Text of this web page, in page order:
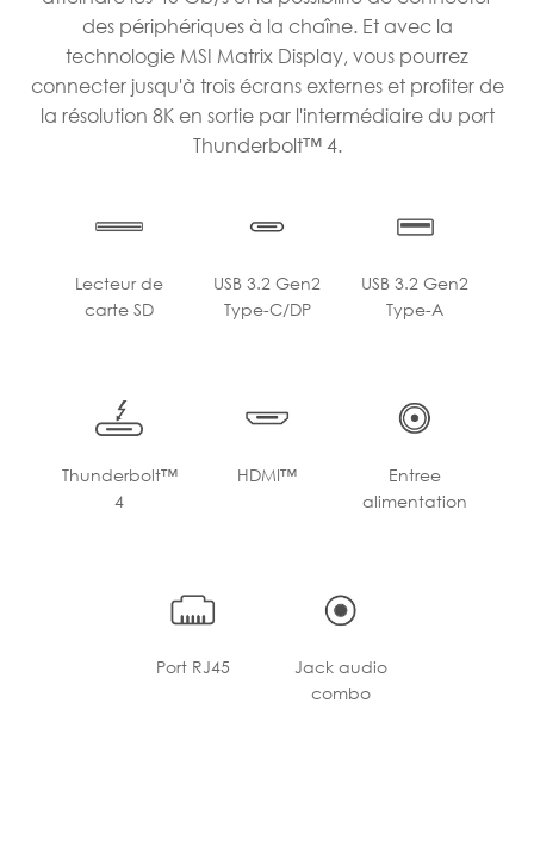
des périphériques à la chaîne. Et avec la
technologie MSI Matrix Display, vous pourrez
connecter jusqu'à trois écrans externes et profiter de
la résolution 8K en sortie par l'intermédiaire du port
Thunderbolt™ 4.
Lecteur de
carte SD
USB 3.2 Gen2
Type-C/DP
USB 3.2 Gen2
Type-A
Thunderbolt™
4
HDMI™
Entree
alimentation
Port RJ45
Jack audio
combo